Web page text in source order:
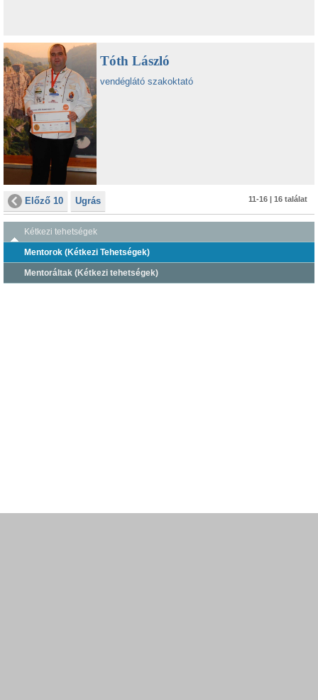
Tóth László
vendéglátó szakoktató
Előző 10 Ugrás 11-16 | 16 találat
Kétkezi tehetségek
Mentorok (Kétkezi Tehetségek)
Mentoráltak (Kétkezi tehetségek)